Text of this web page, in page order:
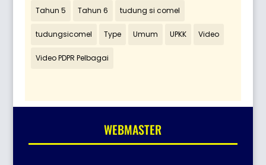
Tahun 5 Tahun 6 tudung si comel
tudungsicomel Type Umum UPKK Video
Video PDPR Pelbagai
WEBMASTER